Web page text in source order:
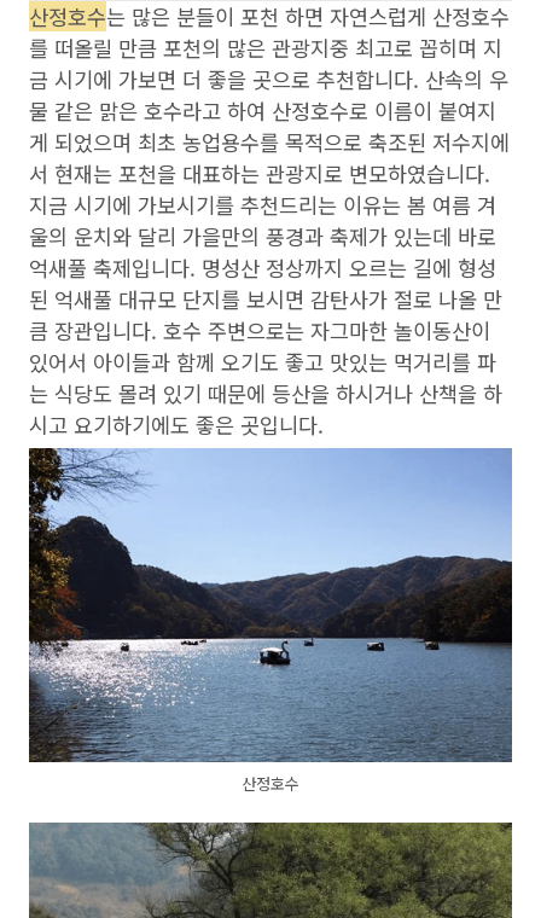
산정호수는 많은 분들이 포천 하면 자연스럽게 산정호수
를 떠올릴 만큼 포천의 많은 관광지중 최고로 꼽히며 지
금 시기에 가보면 더 좋을 곳으로 추천합니다. 산속의 우
물 같은 맑은 호수라고 하여 산정호수로 이름이 붙여지
게 되었으며 최초 농업용수를 목적으로 축조된 저수지에
서 현재는 포천을 대표하는 관광지로 변모하였습니다.
지금 시기에 가보시기를 추천드리는 이유는 봄 여름 겨
울의 운치와 달리 가을만의 풍경과 축제가 있는데 바로
억새풀 축제입니다. 명성산 정상까지 오르는 길에 형성
된 억새풀 대규모 단지를 보시면 감탄사가 절로 나올 만
큼 장관입니다. 호수 주변으로는 자그마한 놀이동산이
있어서 아이들과 함께 오기도 좋고 맛있는 먹거리를 파
는 식당도 몰려 있기 때문에 등산을 하시거나 산책을 하
시고 요기하기에도 좋은 곳입니다.
산정호수